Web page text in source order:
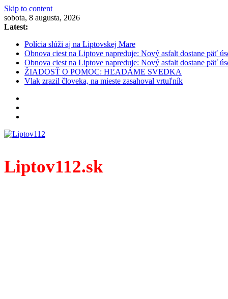
Skip to content
sobota, 8 augusta, 2026
Latest:
Polícia slúži aj na Liptovskej Mare
Obnova ciest na Liptove napreduje: Nový asfalt dostane päť
Obnova ciest na Liptove napreduje: Nový asfalt dostane päť
ŽIADOSŤ O POMOC: HĽADÁME SVEDKA
Vlak zrazil človeka, na mieste zasahoval vrtuľník
Liptov112.sk